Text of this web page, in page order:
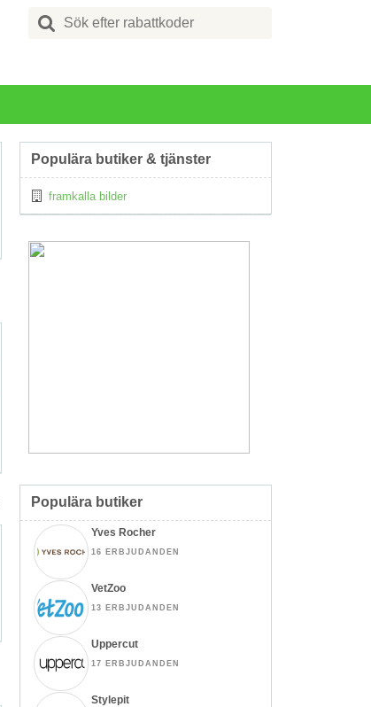
Search
for:
Populära butiker & tjänster
framkalla bilder
Populära butiker
Yves Rocher
16 ERBJUDANDEN
VetZoo
13 ERBJUDANDEN
Uppercut
17 ERBJUDANDEN
Stylepit